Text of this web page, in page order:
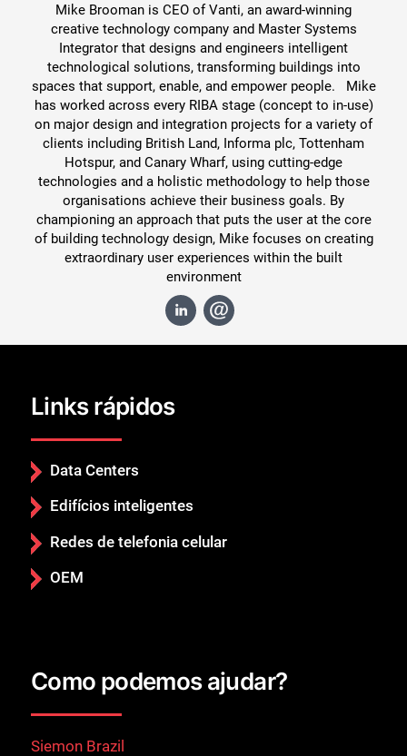
Mike Brooman is CEO of Vanti, an award-winning
creative technology company and Master Systems
Integrator that designs and engineers intelligent
technological solutions, transforming buildings into
spaces that support, enable, and empower people. Mike
has worked across every RIBA stage (concept to in-use)
on major design and integration projects for a variety of
clients including British Land, Informa plc, Tottenham
Hotspur, and Canary Wharf, using cutting-edge
technologies and a holistic methodology to help those
organisations achieve their business goals. By
championing an approach that puts the user at the core
of building technology design, Mike focuses on creating
extraordinary user experiences within the built
environment
Links rápidos
Data Centers
Edifícios inteligentes
Redes de telefonia celular
OEM
Como podemos ajudar?
Siemon Brazil